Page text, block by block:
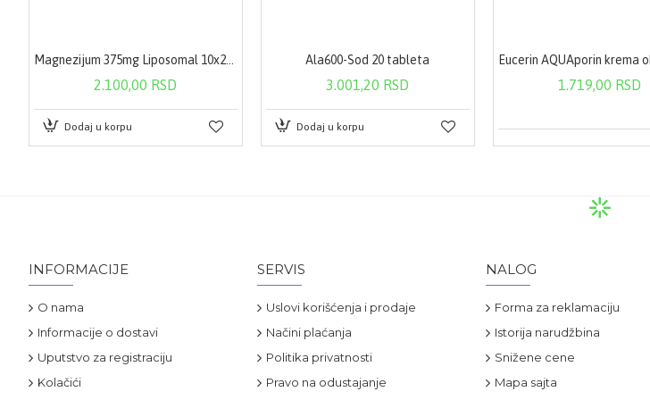
Magnezijum 375mg Liposomal 10x25ml
2.100,00 RSD
Dodaj u korpu
Ala600-Sod 20 tableta
3.001,20 RSD
Dodaj u korpu
1.719,00 RSD
INFORMACIJE
O nama
Informacije o dostavi
Uputstvo za registraciju
Kolačići
SERVIS
Uslovi korišćenja i prodaje
Načini plaćanja
Politika privatnosti
Pravo na odustajanje
NALOG
Forma za reklamaciju
Istorija narudžbina
Snižene cene
Mapa sajta